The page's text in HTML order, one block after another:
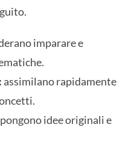
imparare e
assimilano rapidamente
idee originali e